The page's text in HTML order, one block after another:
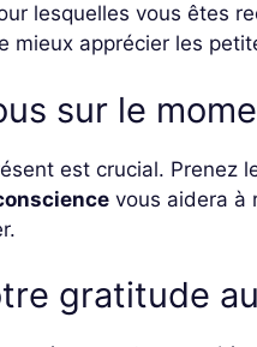
lesquelles vous êtes
mieux apprécier les
sur le
est crucial. Prenez
vous aidera à
gratitude